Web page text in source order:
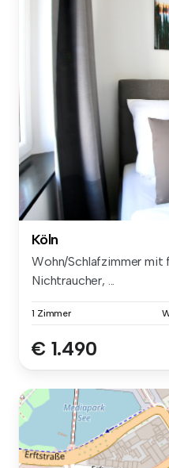
Köln
Wohn/Schlafzimmer mit
Nichtraucher, ...
1 Zimmer
€ 1.490